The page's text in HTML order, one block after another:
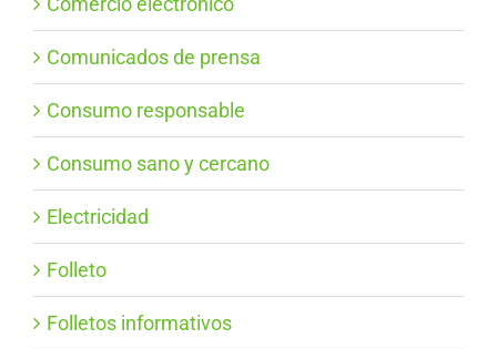
Comunicados de prensa
Consumo responsable
Consumo sano y cercano
Electricidad
Folleto
Folletos informativos